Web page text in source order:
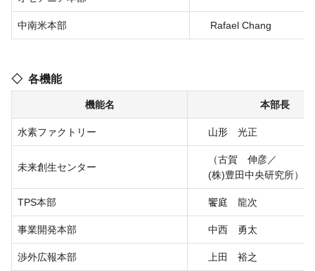
中南米本部 Rafael Chang
各機能
機能名 本部長
水素ファクトリー 山形 光正
未来創生センター
（古賀 伸彦／
(株)豊田中央研究所）
TPS本部 饗庭 龍次
事業開発本部 中西 勇太
渉外広報本部 上田 裕之